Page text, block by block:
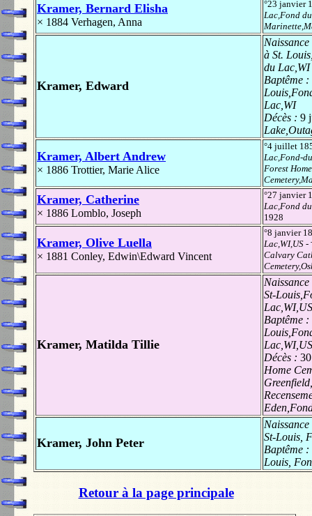
Kramer, Bernard Elisha
× 1884 Verhagen, Anna
°23 janvier
Lac,Fond
Kramer, Edward
à St.
du Lac,WI
Baptême :
Lac,WI
Décès : 9
Kramer, Albert Andrew
× 1886 Trottier, Marie Alice
°4 juillet
Lac,Fond-
Forest Home
Kramer, Catherine
× 1886 Lomblo, Joseph
°27 janvier
Lac,Fond
1928
Kramer, Olive Luella
× 1881 Conley, Edwin\Edward Vincent
°8 janvier
Lac,WI,US -
Calvary
Kramer, Matilda Tillie
St-
Lac,WI,US
Baptême :
Lac,WI,US
Décès :
Home
Kramer, John Peter
St-Louis,
Baptême :
Louis,
Retour à la page principale